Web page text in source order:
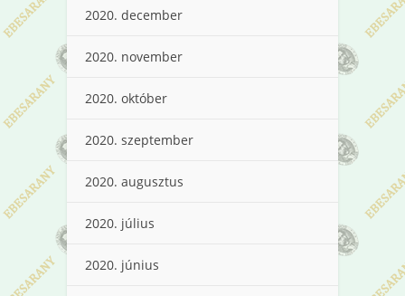
2020. december
2020. november
2020. október
2020. szeptember
2020. augusztus
2020. július
2020. június